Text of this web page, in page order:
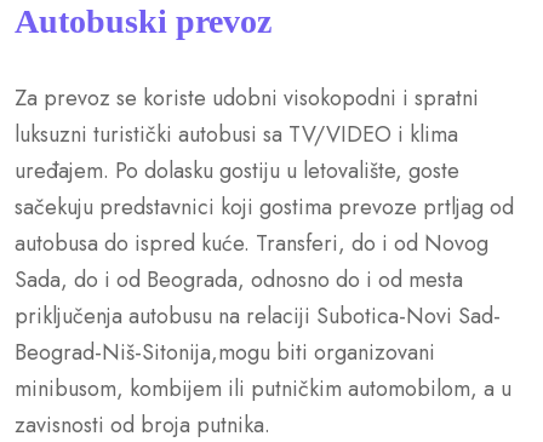
Autobuski prevoz
Za prevoz se koriste udobni visokopodni i spratni
luksuzni turistički autobusi sa TV/VIDEO i klima
uređajem. Po dolasku gostiju u letovalište, goste
sačekuju predstavnici koji gostima prevoze prtljag od
autobusa do ispred kuće. Transferi, do i od Novog
Sada, do i od Beograda, odnosno do i od mesta
priključenja autobusu na relaciji Subotica-Novi Sad-
Beograd-Niš-Sitonija,mogu biti organizovani
minibusom, kombijem ili putničkim automobilom, a u
zavisnosti od broja putnika.